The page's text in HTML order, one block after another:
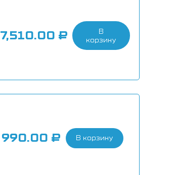
7,510.00 ₽
В
корзину
990.00 ₽ В корзину